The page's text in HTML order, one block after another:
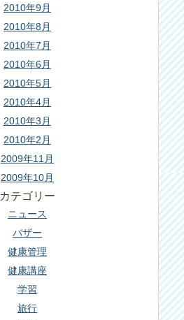
2010年9月
2010年8月
2010年7月
2010年6月
2010年5月
2010年4月
2010年3月
2010年2月
2009年11月
2009年10月
カテゴリー
ニュース
バザー
健康管理
健康講座
学習
旅行